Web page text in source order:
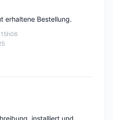
erhaltene Bestellung.